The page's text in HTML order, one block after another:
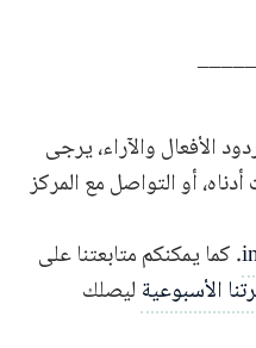
الأفعال والآراء، يرجى
أو التواصل مع المركز
. كما يمكنكم متابعتنا على
الأسبوعية ليصلك